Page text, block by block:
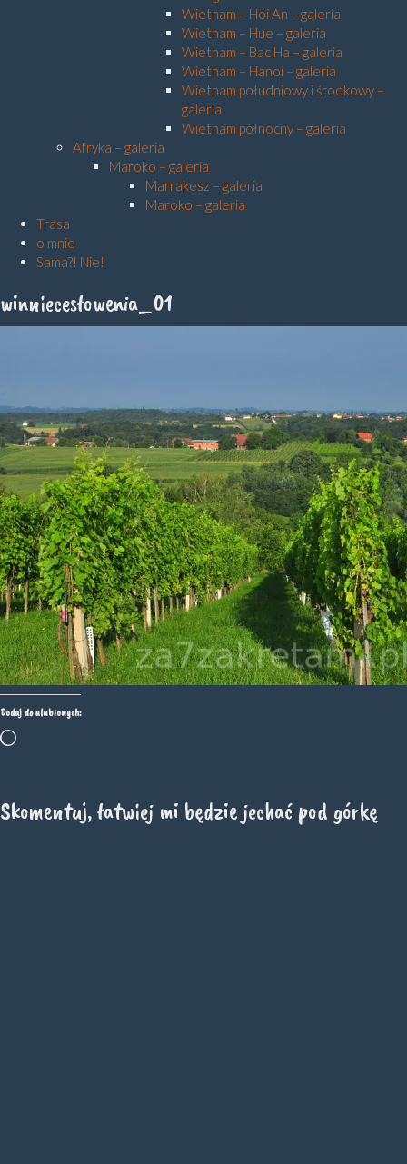
Wietnam – Hoi An – galeria
Wietnam – Hue – galeria
Wietnam – Bac Ha – galeria
Wietnam – Hanoi – galeria
Wietnam południowy i środkowy –
galeria
Wietnam północny – galeria
Afryka – galeria
Maroko – galeria
Marrakesz – galeria
Maroko – galeria
Trasa
o mnie
Sama?! Nie!
winniecesłowenia_01
Dodaj do ulubionych:
Wczytywanie…
Skomentuj, łatwiej mi będzie jechać pod górkę